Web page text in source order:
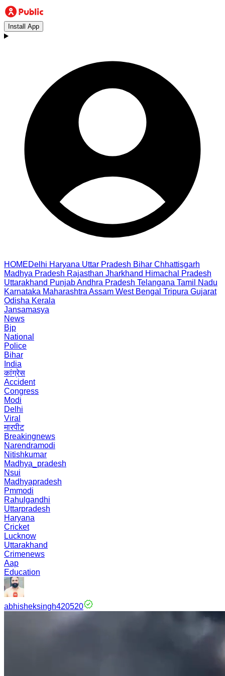
Install App
HOMEDelhi Haryana Uttar Pradesh Bihar Chhattisgarh
Madhya Pradesh Rajasthan Jharkhand Himachal Pradesh
Uttarakhand PunjabAndhra Pradesh Telangana Tamil Nadu
Karnataka Maharashtra Assam West Bengal Tripura Gujarat
Odisha Kerala
Jansamasya
News
Bjp
National
Police
Bihar
India
कांग्रेस
Accident
Congress
Modi
Delhi
Viral
मारपीट
Breakingnews
Narendramodi
Nitishkumar
Madhya_pradesh
Nsui
Madhyapradesh
Pmmodi
Rahulgandhi
Uttarpradesh
Haryana
Cricket
Lucknow
Uttarakhand
Crimenews
Aap
Education
abhisheksingh420520